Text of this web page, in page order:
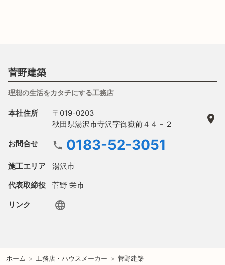
菅野建築
理想の生活をカタチにする工務店
本社住所
〒019-0203
秋田県湯沢市寺沢字御嶽前４４－２
お問合せ 0183-52-3051
施工エリア 湯沢市
代表取締役 菅野 栄市
リンク
ホーム > 工務店・ハウスメーカー > 菅野建築